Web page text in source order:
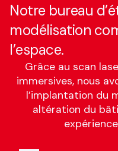
Notre bureau
modélisation
l’espace.
Grâce au scan
immersives, nous
l’implantation du
altération du